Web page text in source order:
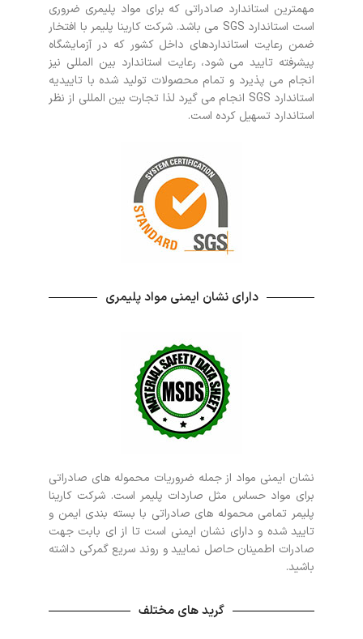
مهمترین استاندارد صادراتی که برای مواد پلیمری ضروری
است استاندارد SGS می باشد. شرکت کارینا پلیمر با افتخار
ضمن رعایت استانداردهای داخل کشور که در آزمایشگاه
پیشرفته تایید می شود، رعایت استاندارد بین المللی نیز
انجام می پذیرد و تمام محصولات تولید شده با تاییدیه
استاندارد SGS انجام می گیرد لذا تجارت بین المللی از نظر
استاندارد تسهیل کرده است.
دارای نشان ایمنی مواد پلیمری
نشان ایمنی مواد از جمله ضروریات محموله های صادراتی
برای مواد حساس مثل صاردات پلیمر است. شرکت کارینا
پلیمر تمامی محموله های صادراتی با بسته بندی ایمن و
تایید شده و دارای نشان ایمنی است تا از ای بابت جهت
صادرات اطمینان حاصل نمایید و روند سریع گمرکی داشته
باشید.
گرید های مختلف